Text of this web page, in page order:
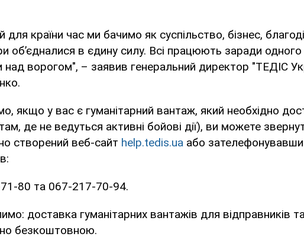
для країни час ми бачимо як суспільство, бізнес,
об’єдналися в єдину силу. Всі працюють заради одного
над ворогом", – заявив генеральний директор "ТЕДІС
якщо у вас є гуманітарний вантаж, який необхідно
де не ведуться активні бойові дії), ви можете
створений веб-сайт help.tedis.ua або
80 та 067-217-70-94.
доставка гуманітарних вантажів для відправників
безкоштовною.